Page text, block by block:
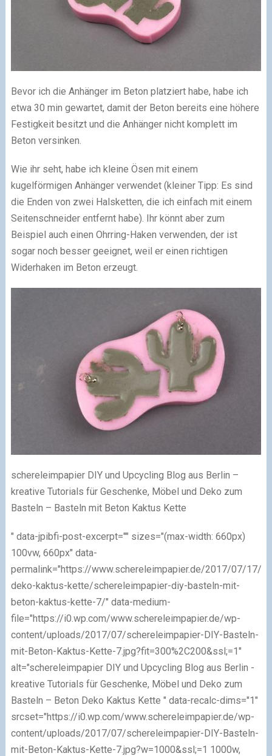
Bevor ich die Anhänger im Beton platziert habe, habe ich
etwa 30 min gewartet, damit der Beton bereits eine höhere
Festigkeit besitzt und die Anhänger nicht komplett im
Beton versinken.
Wie ihr seht, habe ich kleine Ösen mit einem
kugelförmigen Anhänger verwendet (kleiner Tipp: Es sind
die Enden von zwei Halsketten, die ich einfach mit einem
Seitenschneider entfernt habe). Ihr könnt aber zum
Beispiel auch einen Ohrring-Haken verwenden, der ist
sogar noch besser geeignet, weil er einen richtigen
Widerhaken im Beton erzeugt.
schereleimpapier DIY und Upcycling Blog aus Berlin –
kreative Tutorials für Geschenke, Möbel und Deko zum
Basteln – Basteln mit Beton Kaktus Kette
" data-jpibfi-post-excerpt="" sizes="(max-width: 660px)
100vw, 660px" data-
permalink="https://www.schereleimpapier.de/2017/07/17/
deko-kaktus-kette/schereleimpapier-diy-basteln-mit-
beton-kaktus-kette-7/" data-medium-
file="https://i0.wp.com/www.schereleimpapier.de/wp-
content/uploads/2017/07/schereleimpapier-DIY-Basteln-
mit-Beton-Kaktus-Kette-7.jpg?fit=300%2C200&ssl;=1"
alt="schereleimpapier DIY und Upcycling Blog aus Berlin -
kreative Tutorials für Geschenke, Möbel und Deko zum
Basteln – Beton Deko Kaktus Kette " data-recalc-dims="1"
srcset="https://i0.wp.com/www.schereleimpapier.de/wp-
content/uploads/2017/07/schereleimpapier-DIY-Basteln-
mit-Beton-Kaktus-Kette-7.jpg?w=1000&ssl;=1 1000w,